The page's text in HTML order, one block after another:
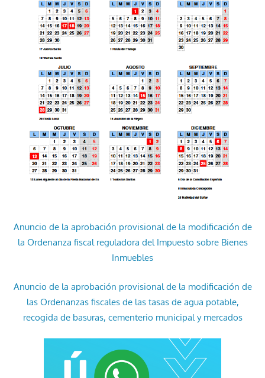
Anuncio de la aprobación provisional de la modificación de
la Ordenanza fiscal reguladora del Impuesto sobre Bienes
Inmuebles
Anuncio de la aprobación provisional de la modificación de
las Ordenanzas fiscales de las tasas de agua potable,
recogida de basuras, cementerio municipal y mercados